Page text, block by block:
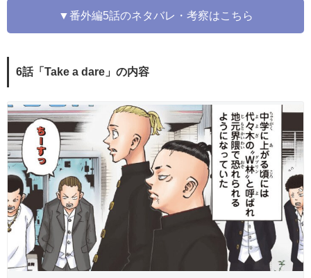
▼番外編5話のネタバレ・考察はこちら
6話「Take a dare」の内容